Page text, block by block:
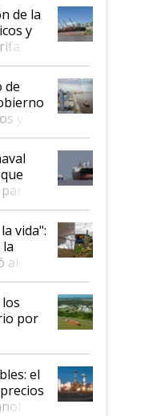
de la
y
de
de
y
vida":
al
por
tras
el